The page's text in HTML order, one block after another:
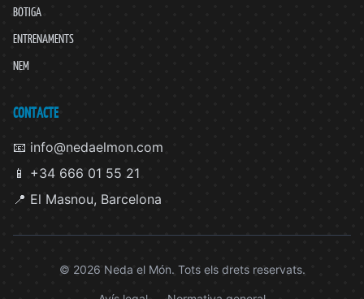
BOTIGA
ENTRENAMENTS
NEM
CONTACTE
📧 info@nedaelmon.com
📱 +34 666 01 55 21
📍 El Masnou, Barcelona
© 2026 Neda el Món. Tots els drets reservats.